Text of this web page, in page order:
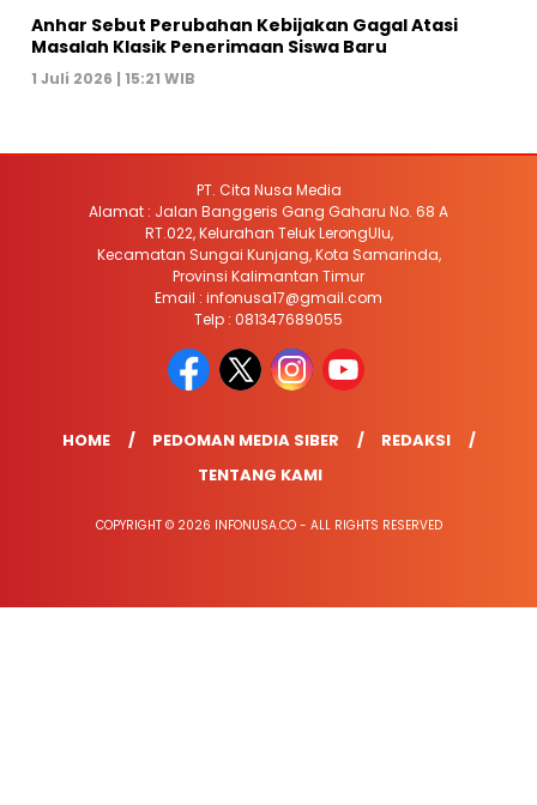
Anhar Sebut Perubahan Kebijakan Gagal Atasi
Masalah Klasik Penerimaan Siswa Baru
1 Juli 2026 | 15:21 WIB
PT. Cita Nusa Media
Alamat : Jalan Banggeris Gang Gaharu No. 68 A
RT.022, Kelurahan Teluk LerongUlu,
Kecamatan Sungai Kunjang, Kota Samarinda,
Provinsi Kalimantan Timur
Email : infonusa17@gmail.com
Telp : 081347689055
HOME PEDOMAN MEDIA SIBER
REDAKSI
TENTANG KAMI
COPYRIGHT © 2026 INFONUSA.CO - ALL RIGHTS RESERVED